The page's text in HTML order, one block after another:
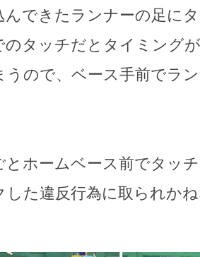
んできたランナーの足に
のタッチだとタイミング
うので、ベース手前でラ
とホームベース前でタッ
した違反行為に取られか